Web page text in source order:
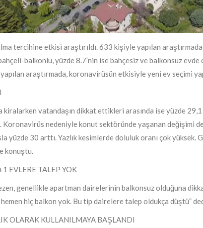
tercihine etkisi araştırıldı. 633 kişiyle yapılan
balkonlu, yüzde 8.7’nin ise bahçesiz ve balkonsuz
araştırmada, koronavirüsün etkisiyle yeni ev seçimi
kiralarken vatandaşın dikkat ettikleri arasında ise yüzde
Koronavirüs nedeniyle konut sektöründe yaşanan değişimi
yüzde 30 arttı. Yazlık kesimlerde doluluk oranı çok yüksek.
konuştu.
EVLERE TALEP YOK
genellikle apartman dairelerinin balkonsuz olduğuna
hiç balkon yok. Bu tip dairelere talep oldukça düştü”
OLARAK KULLANILMAYA BAŞLANDI